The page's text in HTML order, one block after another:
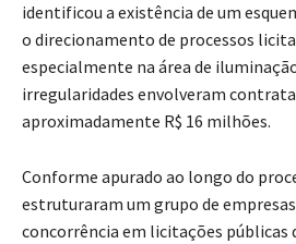
identificou a existência de um
o direcionamento de processos
especialmente na área de
irregularidades envolveram
aproximadamente R$ 16 milhões.
Conforme apurado ao longo do
estruturaram um grupo de
concorrência em licitações públicas